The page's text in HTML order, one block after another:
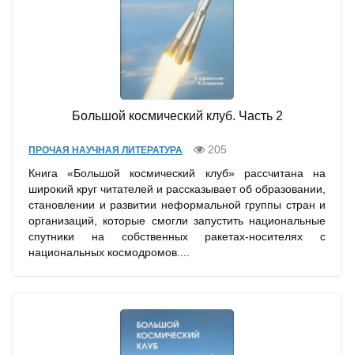
Большой космический клуб. Часть 2
ПРОЧАЯ НАУЧНАЯ ЛИТЕРАТУРА
205
Книга «Большой космический клуб» рассчитана на
широкий круг читателей и рассказывает об образовании,
становлении и развитии неформальной группы стран и
организаций, которые смогли запустить национальные
спутники на собственных ракетах-носителях с
национальных космодромов....